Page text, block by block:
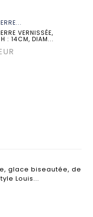
VERNISSÉE,
H : 14CM, DIAM...